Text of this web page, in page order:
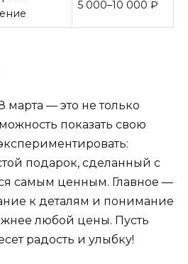
5 000–10 000 ₽
марта — это не только
показать свою
подарок, сделанный с
самым ценным. Главное —
к деталям и понимание
любой цены. Пусть
радость и улыбку!